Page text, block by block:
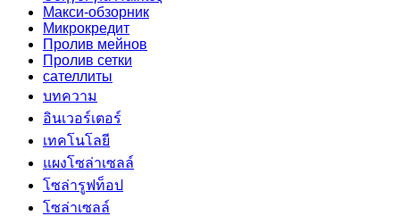
Макси-обзорник
Микрокредит
Пролив мейнов
Пролив сетки
сателлиты
บทความ
อินเวอร์เตอร์
เทคโนโลยี
แผงโซล่าเซลล์
โซล่ารูฟท็อป
โซล่าเซลล์